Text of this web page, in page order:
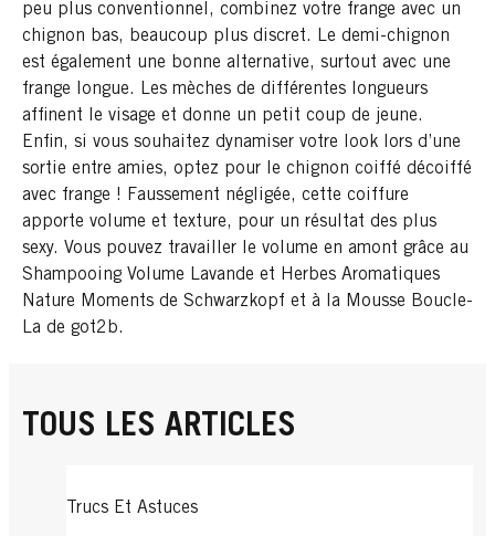
peu plus conventionnel, combinez votre frange avec un
chignon bas, beaucoup plus discret. Le demi-chignon
est également une bonne alternative, surtout avec une
frange longue. Les mèches de différentes longueurs
affinent le visage et donne un petit coup de jeune.
Enfin, si vous souhaitez dynamiser votre look lors d’une
sortie entre amies, optez pour le chignon coiffé décoiffé
avec frange ! Faussement négligée, cette coiffure
apporte volume et texture, pour un résultat des plus
sexy. Vous pouvez travailler le volume en amont grâce au
Shampooing Volume Lavande et Herbes Aromatiques
Nature Moments de Schwarzkopf et à la Mousse Boucle-
La de got2b.
TOUS LES ARTICLES
Trucs Et Astuces